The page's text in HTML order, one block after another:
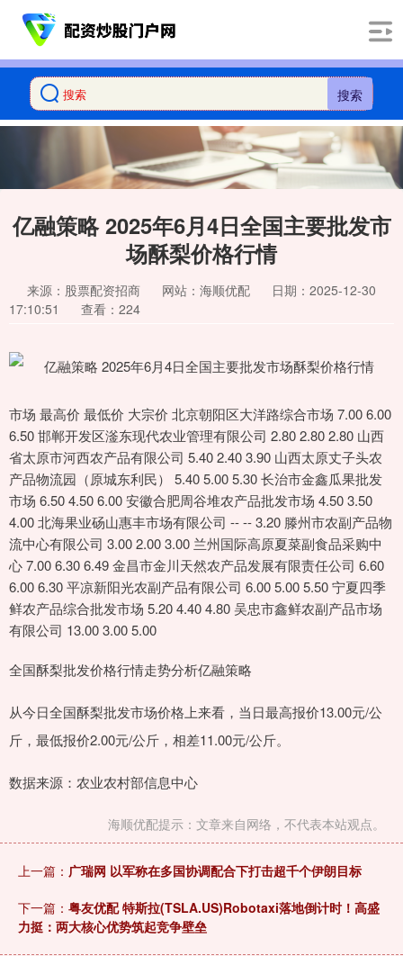
搜索
亿融策略 2025年6月4日全国主要批发市
场酥梨价格行情
来源：股票配资招商 网站：海顺优配
日期：2025-12-30
17:10:51
查看：224
市场 最高价 最低价 大宗价 北京朝阳区大洋路综合市场 7.00 6.00
6.50 邯郸开发区滏东现代农业管理有限公司 2.80 2.80 2.80 山西
省太原市河西农产品有限公司 5.40 2.40 3.90 山西太原丈子头农
产品物流园（原城东利民） 5.40 5.00 5.30 长治市金鑫瓜果批发
市场 6.50 4.50 6.00 安徽合肥周谷堆农产品批发市场 4.50 3.50
4.00 北海果业砀山惠丰市场有限公司 -- -- 3.20 滕州市农副产品物
流中心有限公司 3.00 2.00 3.00 兰州国际高原夏菜副食品采购中
心 7.00 6.30 6.49 金昌市金川天然农产品发展有限责任公司 6.60
6.00 6.30 平凉新阳光农副产品有限公司 6.00 5.00 5.50 宁夏四季
鲜农产品综合批发市场 5.20 4.40 4.80 吴忠市鑫鲜农副产品市场
有限公司 13.00 3.00 5.00
全国酥梨批发价格行情走势分析亿融策略
从今日全国酥梨批发市场价格上来看，当日最高报价13.00元/公
斤，最低报价2.00元/公斤，相差11.00元/公斤。
数据来源：农业农村部信息中心
海顺优配提示：文章来自网络，不代表本站观点。
上一篇： 广瑞网 以军称在多国协调配合下打击超千个伊朗目标
下一篇： 粤友优配 特斯拉(TSLA.US)Robotaxi落地倒计时！高盛
力挺：两大核心优势筑起竞争壁垒